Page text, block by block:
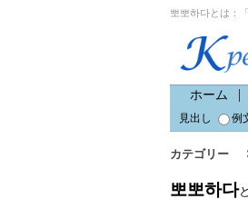
뽀뽀하다とは：
ホーム
見出し
例
カテゴリー
뽀뽀하다